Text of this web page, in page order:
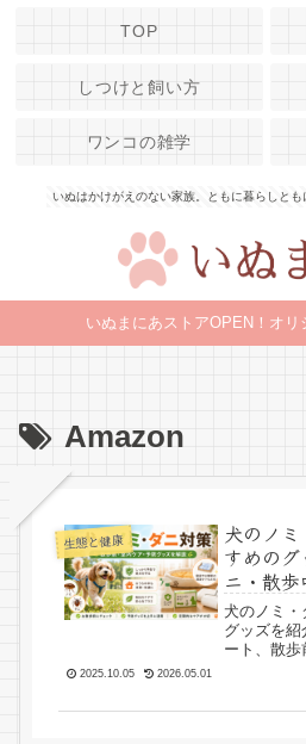
いぬはかけがえのない家族。ともに暮らしと
TOP
しつけと飼い方
ワンコの雑学
いぬまにあストアOPEN！オリ
Amazon
生態と健康
犬のノ
すめの
ニ・散
薬まで解
犬のノミ・
グッズを紹
ート、散歩
2025.10.05 2026.05.01